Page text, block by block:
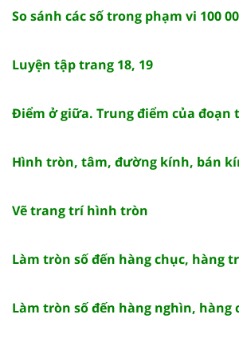
So sánh các số trong phạm vi 100
Luyện tập trang 18, 19
Điểm ở giữa. Trung điểm của đoạn
Hình tròn, tâm, đường kính, bán
Vẽ trang trí hình tròn
Làm tròn số đến hàng chục, hàng
Làm tròn số đến hàng nghìn, hàng